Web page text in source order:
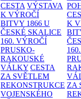
CESTA VÝSTAVA
K VÝROČÍ
BITVY 1866 U
ČESKÉ SKALICE
160. VÝROČÍ
PRUSKO-
RAKOUSKÉ
VÁLKY CESTA
ZA SVĚTLEM
REKONSTRUKCE
VOJENSKÉHO
K
ZA